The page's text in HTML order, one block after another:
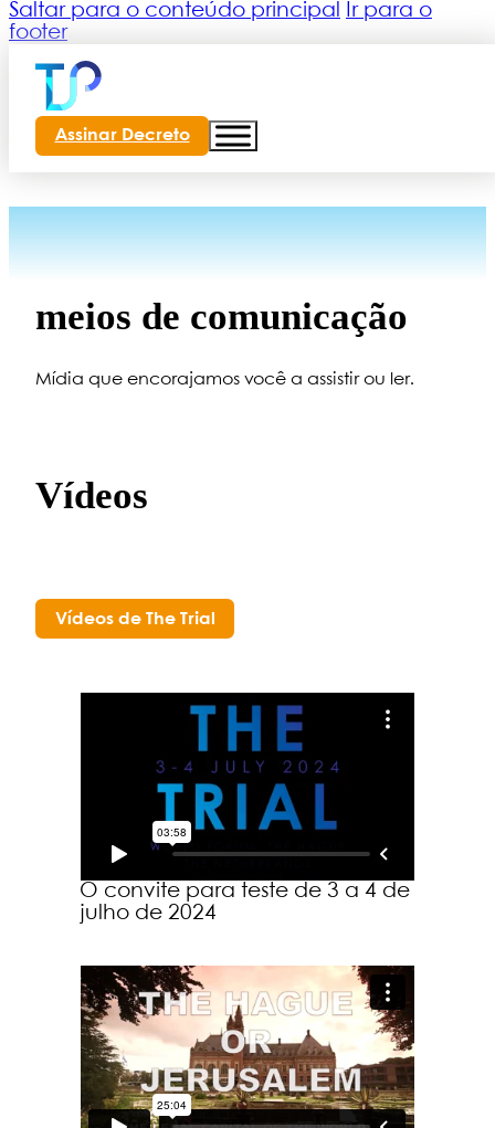
Saltar para o conteúdo principal
Ir para o
footer
Assinar Decreto
meios de comunicação
Mídia que encorajamos você a assistir ou ler.
Vídeos
Vídeos de The Trial
O convite para teste de 3 a 4 de
julho de 2024